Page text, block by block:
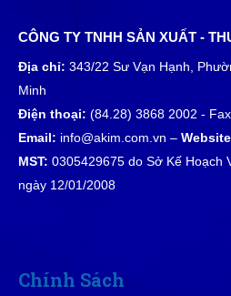
CÔNG TY TNHH SẢN XUẤT -
Địa chỉ: 343/22 Sư Vạn Hạnh,
Minh
Điện thoại: (84.28) 3868 2002 -
Email: info@akim.com.vn –
MST: 0305429675 do Sở Kế Hoạch
ngày 12/01/2008
Chính Sách